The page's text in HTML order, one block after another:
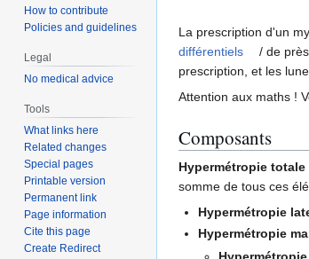
La prescription d'un
différentiels
/ de
prescription, et les
Attention aux maths !
Composants
Hypermétropie totale
somme de tous ces
Hypermétropie
Hypermétropie
How to contribute
Policies and guidelines
Legal
No medical advice
Tools
What links here
Related changes
Special pages
Printable version
Permanent link
Page information
Cite this page
Create Redirect